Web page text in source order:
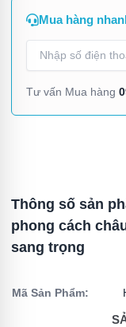
Mua hàng
Tư vấn Mua hàng
Thông số sản
phong cách
sang trọng
Mã Sản Phẩm: